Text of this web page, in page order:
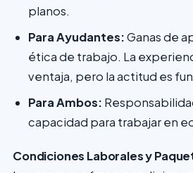
planos.
Para Ayudantes:Ganas de
ética de trabajo. La
ventaja, pero la actitud es
Para Ambos:
capacidad para trabajar en
Condiciones Laborales y